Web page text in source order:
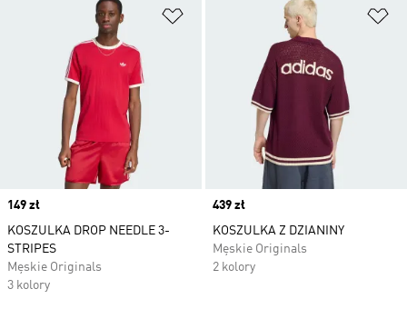
Dodaj do listy życzeń
Price
149 zł
KOSZULKA DROP NEEDLE 3-
STRIPES
Męskie Originals
3 kolory
Price
439 zł
KOSZULKA Z DZIANINY
Męskie Originals
2 kolory